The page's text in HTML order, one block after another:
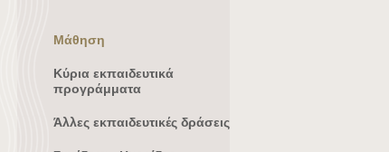
Μάθηση
Κύρια εκπαιδευτικά
προγράμματα
Άλλες εκπαιδευτικές δράσεις